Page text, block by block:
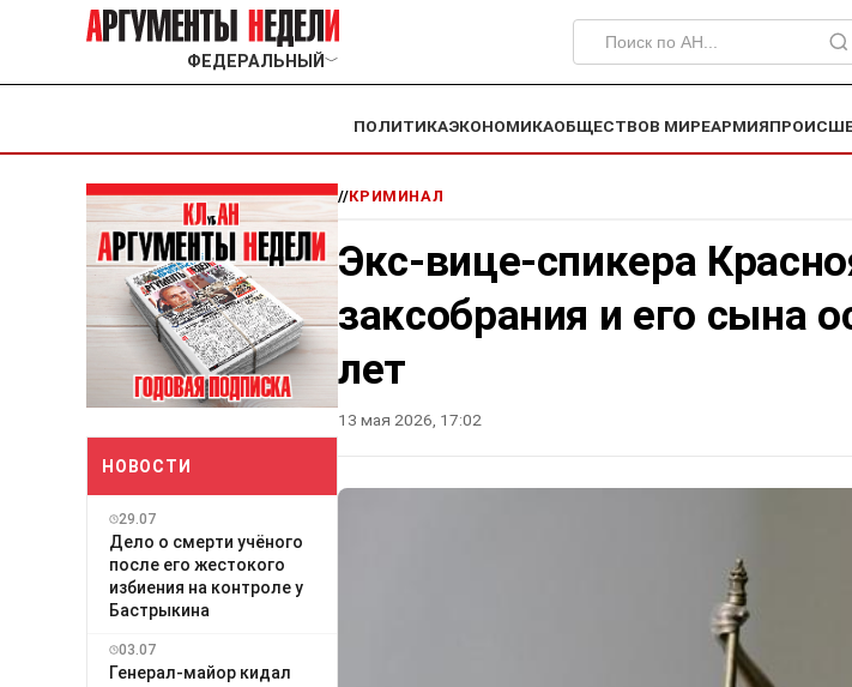
ФЕДЕРАЛЬНЫЙ ﹀
ПОЛИТИКАЭКОНОМИКАОБЩЕСТВОВ МИРЕАРМИЯ
НОВОСТИ
29.07
Дело о смерти учёного
после его жестокого
избиения на контроле у
Бастрыкина
03.07
Генерал-майор кидал
//КРИМИНАЛ
Экс-вице-спикера
заксобрания и его сына
лет
13 мая 2026, 17:02